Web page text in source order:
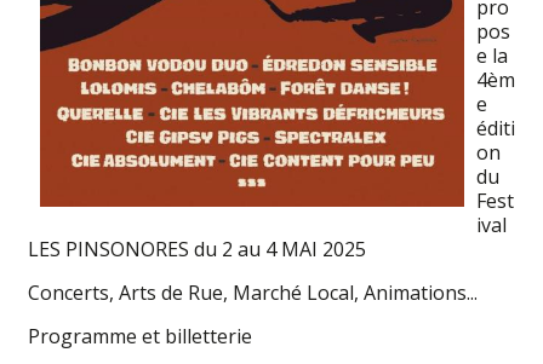
pro
pos
e la
4èm
e
éditi
on
du
Fest
ival
LES PINSONORES du 2 au 4 MAI 2025
Concerts, Arts de Rue, Marché Local, Animations...
Programme et billetterie